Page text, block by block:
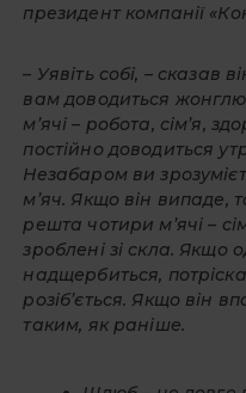
президент компанії
– Уявіть собі, – сказав
вам доводиться
м’ячі – робота, сім’я,
постійно доводиться
Незабаром ви
м’яч. Якщо він випаде,
решта чотири м’ячі –
зроблені зі скла. Якщо
надщербиться,
розіб’ється. Якщо він
таким, як раніше.